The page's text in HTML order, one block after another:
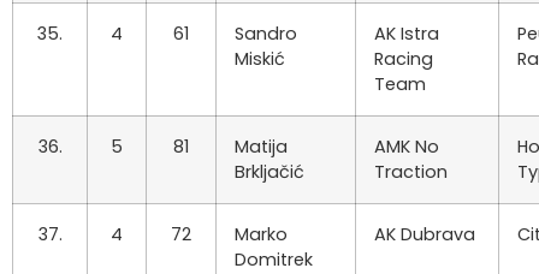
35. 4 61
Sandro
Miskić
AK Istra
Racing
Team
36. 5 81
Matija
Brkljačić
AMK No
Traction
37. 4 72
Marko
Domitrek
AK Dubrava